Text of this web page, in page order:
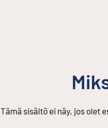
Tämä sisältö ei näy, jos olet